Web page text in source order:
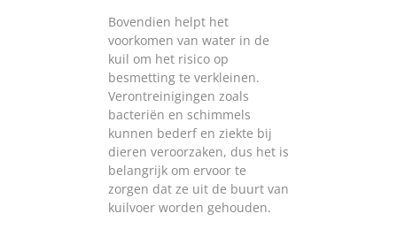
Bovendien helpt het
voorkomen van water in de
kuil om het risico op
besmetting te verkleinen.
Verontreinigingen zoals
bacteriën en schimmels
kunnen bederf en ziekte bij
dieren veroorzaken, dus het is
belangrijk om ervoor te
zorgen dat ze uit de buurt van
kuilvoer worden gehouden.